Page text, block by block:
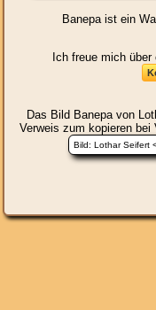
Banepa ist ein
Ich freue mich
Das Bild Banepavon
Verweis zum kopieren